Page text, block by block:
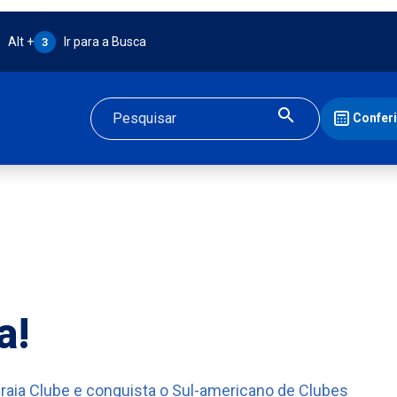
3
Buscar
Clube e conquista o Sul-americano de Clubes